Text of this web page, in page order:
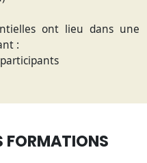
ont lieu dans une
:
FORMATIONS